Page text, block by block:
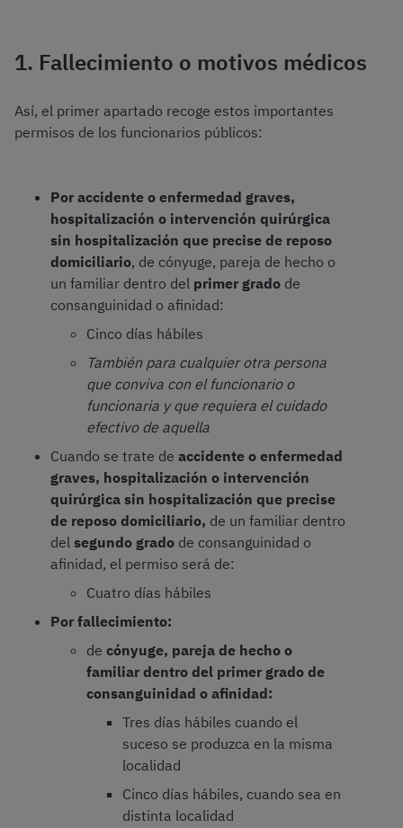
1. Fallecimiento o motivos médicos
Así, el primer apartado recoge estos importantes
permisos de los funcionarios públicos:
Por accidente o enfermedad graves,
hospitalización o intervención quirúrgica
sin hospitalización que precise de reposo
domiciliario, de cónyuge, pareja de hecho o
un familiar dentro del primer grado de
consanguinidad o afinidad:
Cinco días hábiles
También para cualquier otra persona
que conviva con el funcionario o
funcionaria y que requiera el cuidado
efectivo de aquella
Cuando se trate de accidente o enfermedad
graves, hospitalización o intervención
quirúrgica sin hospitalización que precise
de reposo domiciliario, de un familiar dentro
del segundo grado de consanguinidad o
afinidad, el permiso será de:
Cuatro días hábiles
Por fallecimiento:
de cónyuge, pareja de hecho o
familiar dentro del primer grado de
consanguinidad o afinidad:
Tres días hábiles cuando el
suceso se produzca en la misma
localidad
Cinco días hábiles, cuando sea en
distinta localidad